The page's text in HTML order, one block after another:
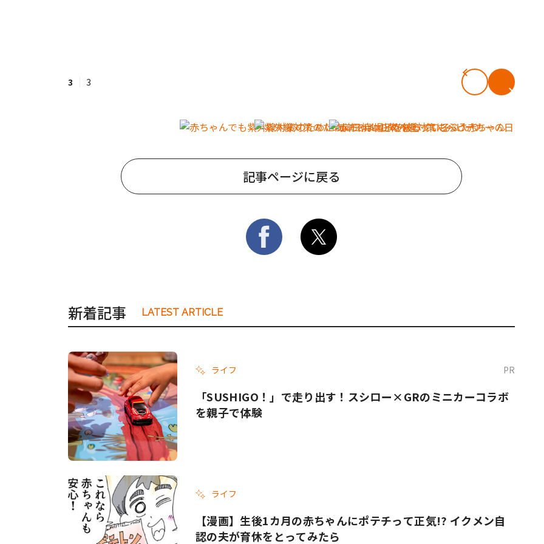
3 3
記事ページに戻る
新着記事 LATEST ARTICLE
ライフ PR
「SUSHIGO！」で走り出す！スシロー×GRのミニカーコラボ
を親子で体験
ライフ
【漫画】生後1カ月の赤ちゃんにポテチって正気!? イクメン自
認の夫が育休をとってみたら